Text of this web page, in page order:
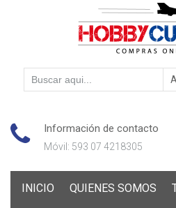
Información de contacto
Móvil: 593 07 4218305
INICIO QUIENES SOMOS